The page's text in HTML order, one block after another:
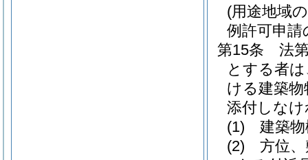
(用途地域
例許可申請
第15条
法
とする者
ける建築
添付しな
(1)
建築
(2)
方位